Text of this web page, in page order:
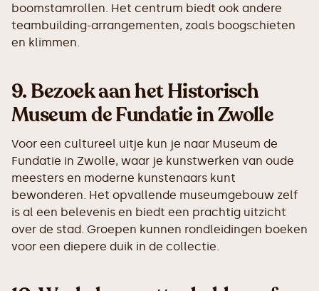
boomstamrollen. Het centrum biedt ook andere
teambuilding-arrangementen, zoals boogschieten
en klimmen.
9.Bezoek aan het Historisch
Museum de Fundatie in Zwolle
Voor een cultureel uitje kun je naar Museum de
Fundatie in Zwolle, waar je kunstwerken van oude
meesters en moderne kunstenaars kunt
bewonderen. Het opvallende museumgebouw zelf
is al een belevenis en biedt een prachtig uitzicht
over de stad. Groepen kunnen rondleidingen boeken
voor een diepere duik in de collectie.